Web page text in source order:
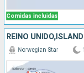
Comidas incluidas
REINO
Norwegian Star